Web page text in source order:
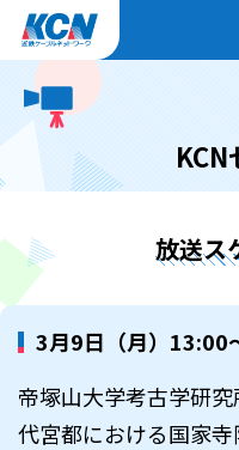
放送ス
3月9日（月）13:00
帝塚山大学考古学研
代宮都における国家